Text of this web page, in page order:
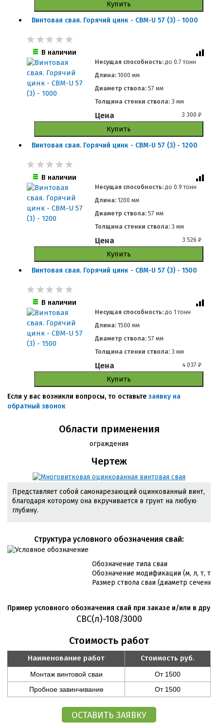
Купить
Винтовая свая. Горячий цинк - СВМ-U 57 (3) - 1000
В наличии
Несущая способность: до 0.7 тонн
Длина:1000 мм
Диаметр ствола:57 мм
Толщина стенки ствола:3 мм
Цена 3 300₽
Купить
Винтовая свая. Горячий цинк - СВМ-U 57 (3) - 1200
В наличии
Несущая способность: до 0.9 тонн
Длина:1200 мм
Диаметр ствола:57 мм
Толщина стенки ствола:3 мм
Цена 3 526₽
Купить
Винтовая свая. Горячий цинк - СВМ-U 57 (3) - 1500
В наличии
Несущая способность: до 1 тонн
Длина:1500 мм
Диаметр ствола:57 мм
Толщина стенки ствола:3 мм
Цена 4 037₽
Купить
Если у вас возникли вопросы, то оставьте заявку на
обратный звонок
Области применения
ограждения
Чертеж
Представляет собой самонарезающий оцинкованный винт,
благодаря которому она вкручивается в грунт на любую
глубину.
Cтруктура условного обозначения свай:
Обозначение типа сваи
Обозначение модификации (м, л, т, т/
Размер ствола сваи (диаметр
Пример условного обозначения свай при заказе и/или в
СВС(л)-108/3000
Стоимость работ
Наименование работ Стоимость руб.
Монтаж винтовой сваи
От 1500
Пробное завинчивание
От 1500